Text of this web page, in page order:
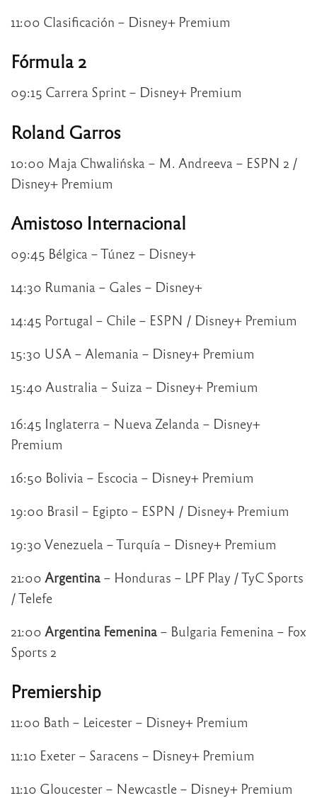
11:00 Clasificación – Disney+ Premium
Fórmula 2
09:15 Carrera Sprint – Disney+ Premium
Roland Garros
10:00 Maja Chwalińska – M. Andreeva – ESPN 2 /
Disney+ Premium
Amistoso Internacional
09:45 Bélgica – Túnez – Disney+
14:30 Rumania – Gales – Disney+
14:45 Portugal – Chile – ESPN / Disney+ Premium
15:30 USA – Alemania – Disney+ Premium
15:40 Australia – Suiza – Disney+ Premium
16:45 Inglaterra – Nueva Zelanda – Disney+
Premium
16:50 Bolivia – Escocia – Disney+ Premium
19:00 Brasil – Egipto – ESPN / Disney+ Premium
19:30 Venezuela – Turquía – Disney+ Premium
21:00 Argentina – Honduras – LPF Play / TyC Sports
/ Telefe
21:00 Argentina Femenina – Bulgaria Femenina – Fox
Sports 2
Premiership
11:00 Bath – Leicester – Disney+ Premium
11:10 Exeter – Saracens – Disney+ Premium
11:10 Gloucester – Newcastle – Disney+ Premium